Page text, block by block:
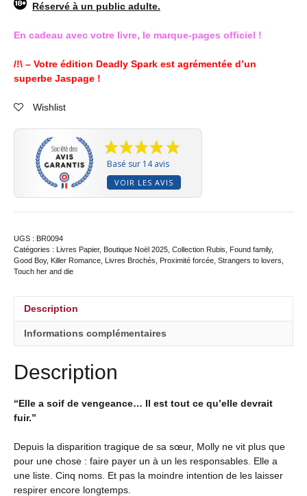
Réservé à un public adulte.
En cadeau avec votre livre, le marque-pages officiel !
/!\ – Votre édition Deadly Spark est agrémentée d’un
superbe Jaspage !
Wishlist
Basé sur 14 avis
VOIR LES AVIS
UGS : BR0094
Catégories :
Livres Papier, Boutique Noël 2025 Collection Rubis Found family,
Good Boy, Killer Romance Livres Brochés Proximité forcée Strangers to lovers
Touch her and die
Description
Informations complémentaires
Description
“Elle a soif de vengeance… Il est tout ce qu’elle devrait
fuir.”
Depuis la disparition tragique de sa sœur, Molly ne vit plus que
pour une chose : faire payer un à un les responsables. Elle a
une liste. Cinq noms. Et pas la moindre intention de les laisser
respirer encore longtemps.